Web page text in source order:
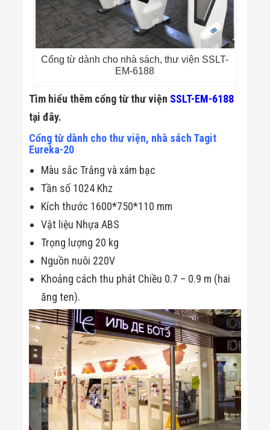
Cổng từ dành cho nhà sách, thư viện SSLT-
EM-6188
Tìm hiểu thêm cổng từ thư viện SSLT-EM-6188
tại đây.
Cổng từ dành cho thư viện, nhà sách Tagit
Eureka-20
Màu sắc Trắng và xám bạc
Tần số 1024 Khz
Kích thước 1600*750*110 mm
Vật liệu Nhựa ABS
Trọng lượng 20 kg
Nguồn nuôi 220V
Khoảng cách thu phát Chiều 0.7 – 0.9 m (hai
ăng ten).